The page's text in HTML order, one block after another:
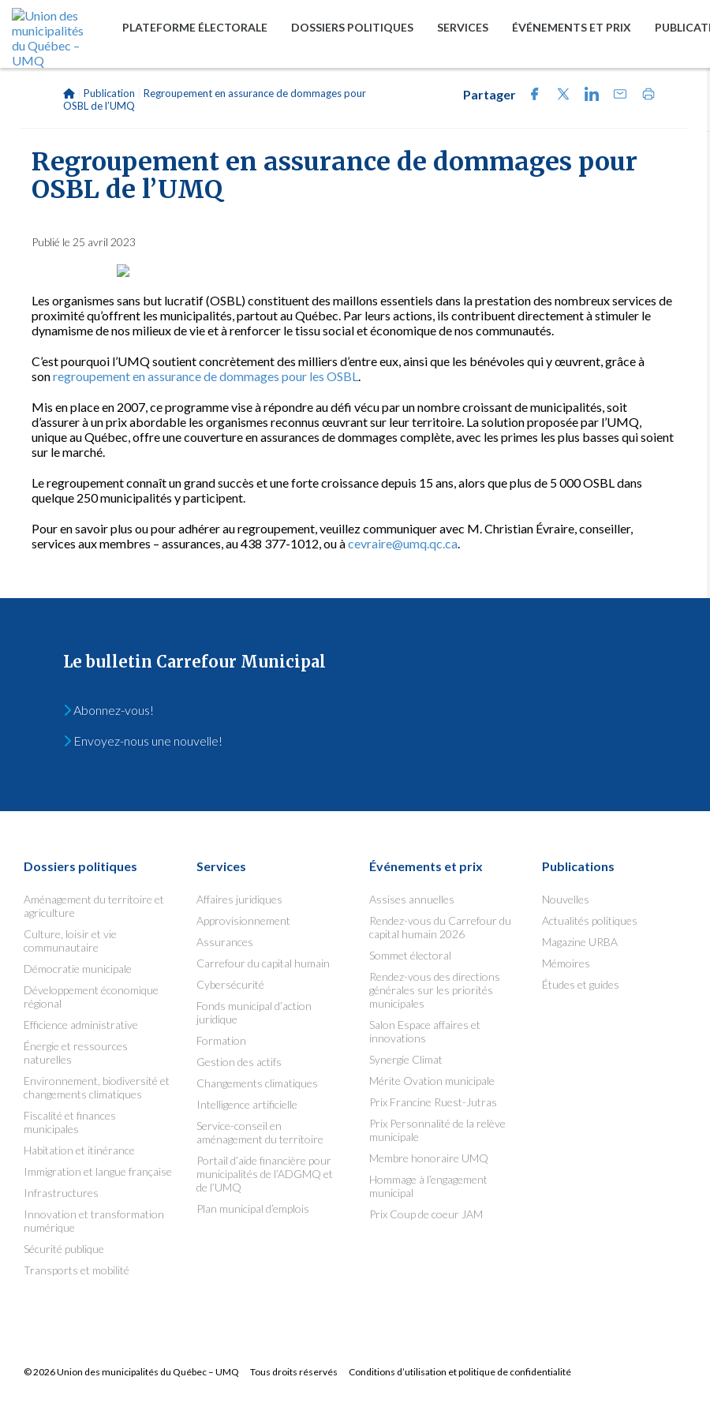
PLATEFORME ÉLECTORALE DOSSIERS POLITIQUES SERVICES ÉVÉNEMENTS ET PRIX
Publication
Regroupement en assurance de dommages pour
OSBL de l’UMQ
Partager
Regroupement en assurance de dommages pour
OSBL de l’UMQ
Publié le 25 avril 2023
Les organismes sans but lucratif (OSBL) constituent des maillons essentiels dans la prestation des nombreux services de
proximité qu’offrent les municipalités, partout au Québec. Par leurs actions, ils contribuent directement à stimuler le
dynamisme de nos milieux de vie et à renforcer le tissu social et économique de nos communautés.
C’est pourquoi l’UMQ soutient concrètement des milliers d’entre eux, ainsi que les bénévoles qui y œuvrent, grâce à
sonregroupement en assurance de dommages pour les OSBL.
Mis en place en 2007, ce programme vise à répondre au défi vécu par un nombre croissant de municipalités, soit
d’assurer à un prix abordable les organismes reconnus œuvrant sur leur territoire. La solution proposée par l’UMQ,
unique au Québec, offre une couverture en assurances de dommages complète, avec les primes les plus basses qui soient
sur le marché.
Le regroupement connaît un grand succès et une forte croissance depuis 15 ans, alors que plus de 5 000 OSBL dans
quelque 250 municipalités y participent.
Pour en savoir plus ou pour adhérer au regroupement, veuillez communiquer avec M. Christian Évraire, conseiller,
services aux membres – assurances, au 438 377-1012, ou àcevraire@umq.qc.ca.
Le bulletin Carrefour Municipal
Abonnez-vous!
Envoyez-nous une nouvelle!
Dossiers politiques
Aménagement du territoire et
agriculture
Culture, loisir et vie
communautaire
Démocratie municipale
Développement économique
régional
Efficience administrative
Énergie et ressources
naturelles
Environnement, biodiversité et
changements climatiques
Fiscalité et finances
municipales
Habitation et itinérance
Immigration et langue française
Infrastructures
Innovation et transformation
numérique
Sécurité publique
Transports et mobilité
Services
Affaires juridiques
Approvisionnement
Assurances
Carrefour du capital humain
Cybersécurité
Fonds municipal d’action
juridique
Formation
Gestion des actifs
Changements climatiques
Intelligence artificielle
Service-conseil en
aménagement du territoire
Portail d’aide financière pour
municipalités de l’ADGMQ et
de l’UMQ
Plan municipal d’emplois
Événements et prix
Assises annuelles
Rendez-vous du Carrefour du
capital humain 2026
Sommet électoral
Rendez-vous des directions
générales sur les priorités
municipales
Salon Espace affaires et
innovations
Synergie Climat
Mérite Ovation municipale
Prix Francine Ruest-Jutras
Prix Personnalité de la relève
municipale
Membre honoraire UMQ
Hommage à l’engagement
municipal
Prix Coup de coeur JAM
Publications
Nouvelles
Actualités politiques
Magazine URBA
Mémoires
Études et guides
© 2026 Union des municipalités du Québec – UMQ Tous droits réservés Conditions d’utilisation et politique de confidentialité